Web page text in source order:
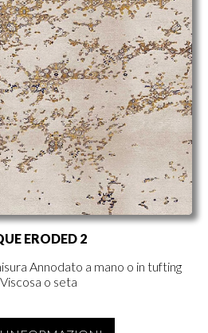
ERODED 2
Annodato a mano o in tufting
o seta